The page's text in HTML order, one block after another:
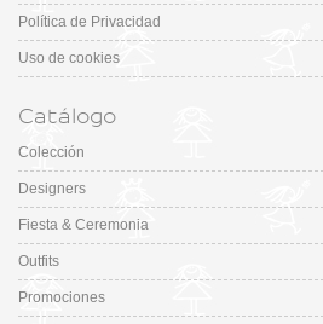
Política de Privacidad
Uso de cookies
Catálogo
Colección
Designers
Fiesta & Ceremonia
Outfits
Promociones